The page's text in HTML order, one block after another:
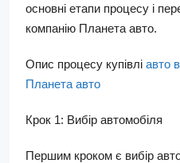
основні етапи процесу і
компанію Планета авто.
Опис процесу купівлі авто
Планета авто
Крок 1: Вибір автомобіля
Першим кроком є вибір